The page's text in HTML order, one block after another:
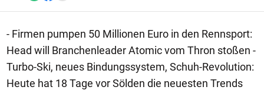
- Firmen pumpen 50 Millionen Euro in den Rennsport:
Head will Branchenleader Atomic vom Thron stoßen -
Turbo-Ski, neues Bindungssystem, Schuh-Revolution:
Heute hat 18 Tage vor Sölden die neuesten Trends